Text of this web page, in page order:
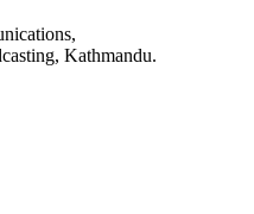
Kathmandu.